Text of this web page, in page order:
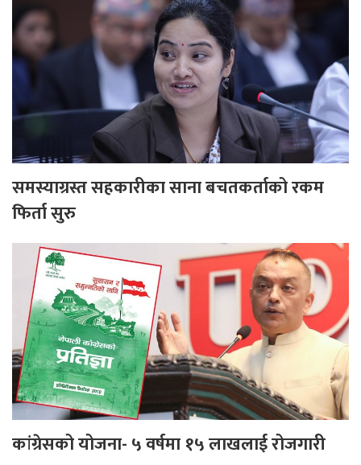
समस्याग्रस्त सहकारीका साना बचतकर्ताको रकम
फिर्ता सुरु
कांग्रेसको योजना- ५ वर्षमा १५ लाखलाई रोजगारी